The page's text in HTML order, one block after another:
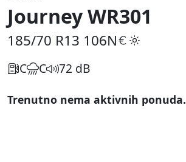
Journey WR301
185/70 R13 106N
C C 72 dB
Trenutno nema aktivnih ponuda.